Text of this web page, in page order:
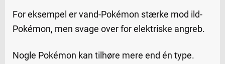
For eksempel er vand-Pokémon stærke mod ild-
Pokémon, men svage over for elektriske angreb.
Nogle Pokémon kan tilhøre mere end én type.